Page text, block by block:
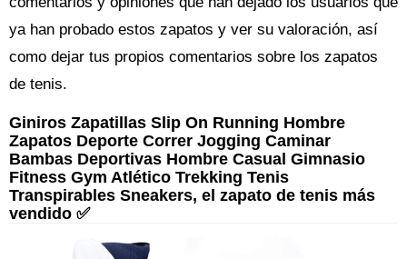
ya han probado estos zapatos y ver su valoración, así
como dejar tus propios comentarios sobre los zapatos
de tenis.
Giniros Zapatillas Slip On Running Hombre
Zapatos Deporte Correr Jogging Caminar
Bambas Deportivas Hombre Casual Gimnasio
Fitness Gym Atlético Trekking Tenis
Transpirables Sneakers, el zapato de tenis más
vendido ✅